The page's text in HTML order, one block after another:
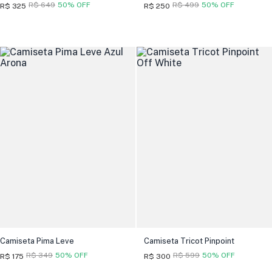
R$ 325 50% OFF
R$ 649 R$ 250 50% OFF
R$ 499
Camiseta Pima Leve
R$ 175 50% OFF
R$ 349
Camiseta Tricot Pinpoint
R$ 300 50% OFF
R$ 599